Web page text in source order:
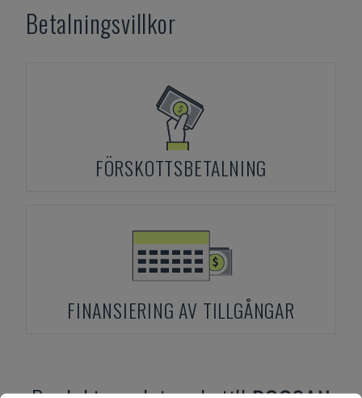
Betalningsvillkor
FÖRSKOTTSBETALNING
FINANSIERING AV TILLGÅNGAR